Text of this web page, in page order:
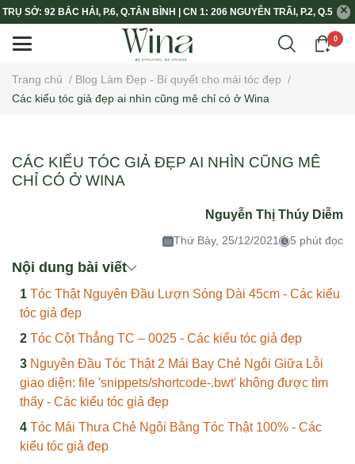
TRỤ SỞ: 92 BẮC HẢI, P.6, Q.TÂN BÌNH | CN 1: 206 NGUYỄN TRÃI, P.2, Q.5
0
Trang chủ / Blog Làm Đẹp - Bí quyết cho mái tóc đẹp /
Các kiểu tóc giả đẹp ai nhìn cũng mê chỉ có ở Wina
CÁC KIỂU TÓC GIẢ ĐẸP AI NHÌN CŨNG MÊ
CHỈ CÓ Ở WINA
Nguyễn Thị Thúy Diễm
Thứ Bảy, 25/12/2021 5 phút đọc
Nội dung bài viết
Tóc Thật Nguyên Đầu Lượn Sóng Dài 45cm - Các kiểu
tóc giả đẹp
Tóc Cột Thẳng TC – 0025 - Các kiểu tóc giả đẹp
Nguyên Đầu Tóc Thật 2 Mái Bay Chẻ Ngôi Giữa Lỗi
giao diện: file 'snippets/shortcode-.bwt' không được tìm
thấy - Các kiểu tóc giả đẹp
Tóc Mái Thưa Chẻ Ngôi Bằng Tóc Thật 100% - Các
kiểu tóc giả đẹp